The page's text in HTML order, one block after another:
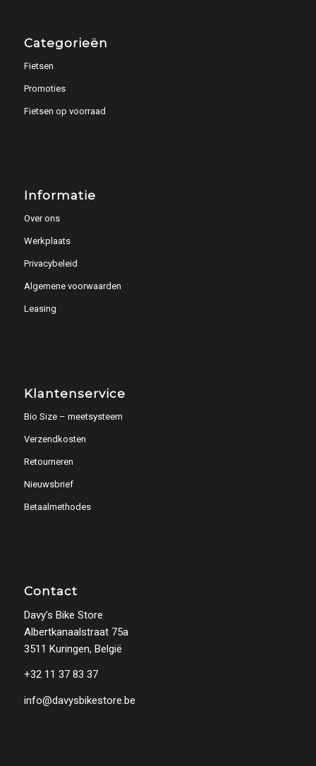
Categorieën
Fietsen
Promoties
Fietsen op voorraad
Informatie
Over ons
Werkplaats
Privacybeleid
Algemene voorwaarden
Leasing
Klantenservice
Bio Size – meetsysteem
Verzendkosten
Retourneren
Nieuwsbrief
Betaalmethodes
Contact
Davy’s Bike Store
Albertkanaalstraat 75a
3511 Kuringen, België
+32 11 37 83 37
info@davysbikestore.be